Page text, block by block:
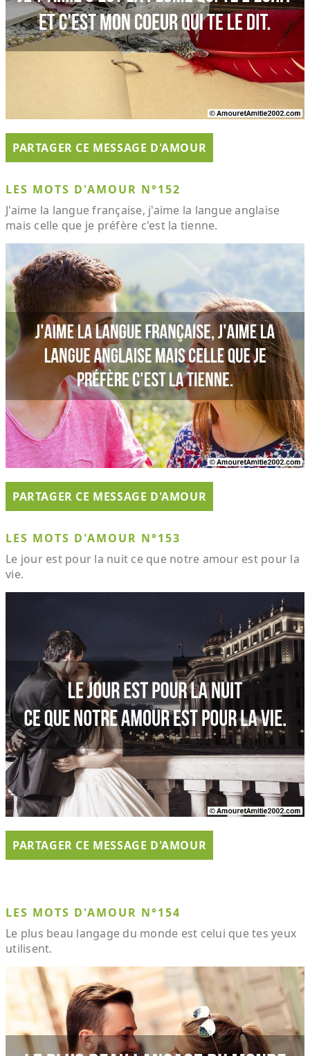
PARTAGER CE MESSAGE D'AMOUR
LES MOTS D'AMOUR N°152
J'aime la langue française, j'aime la langue anglaise
mais celle que je préfère c'est la tienne.
PARTAGER CE MESSAGE D'AMOUR
LES MOTS D'AMOUR N°153
Le jour est pour la nuit ce que notre amour est pour la
vie.
PARTAGER CE MESSAGE D'AMOUR
LES MOTS D'AMOUR N°154
Le plus beau langage du monde est celui que tes yeux
utilisent.